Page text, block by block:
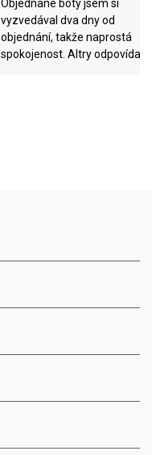
Objednané boty jsem si
vyzvedával dva dny od
objednání, takže naprostá
spokojenost. Altry odpovídaly